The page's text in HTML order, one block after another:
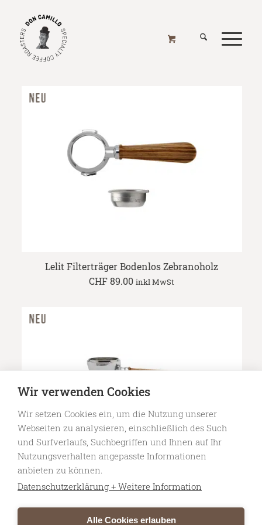
SIEBTRÄGER & ZUBEHÖR
Home / Online Shop Siebträger & Zubehör
Lelit Filterträger Bodenlos Zebranoholz
CHF89.00 inkl MwSt
Lelit Filterträger 2er Auslauf Zebranoholz
Wir verwenden Cookies
Wir setzen Cookies ein, um die Nutzung unserer
Webseiten zu analysieren, einschließlich des Such
und Surfverlaufs, Suchbegriffen und Ihnen auf Ihr
Nutzungsverhalten angepasste Informationen
anbieten zu können.
Datenschutzerklärung + Weitere Information
Alle Cookies erlauben